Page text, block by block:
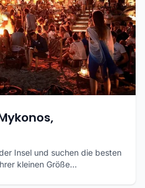
Insel und suchen die besten
kleinen Größe...